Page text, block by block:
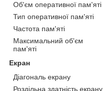
Об'єм оперативної пам'яті
Тип оперативної пам'яті
Частота пам'яті
Максимальний об'єм
пам'яті
Екран
Діагональ екрану
Роздільна здатність екрану